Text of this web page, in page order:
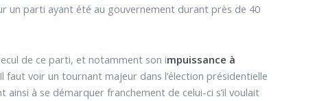
un parti ayant été au gouvernement durant près de 40
de ce parti, et notamment son impuissance à
faut voir un tournant majeur dans l’élection présidentielle
à se démarquer franchement de celui-ci s’il voulait